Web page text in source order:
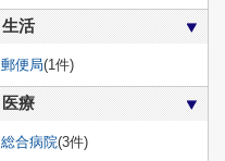
生活
郵便局(1件)
医療
総合病院(3件)